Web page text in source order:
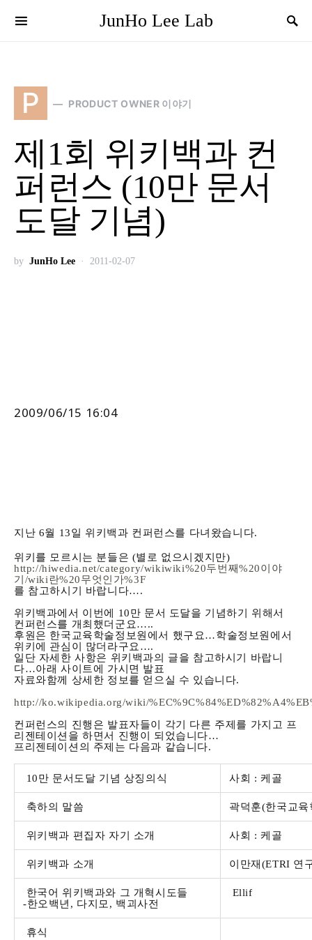
JunHo Lee Lab
P PRODUCT OWNER 이야기
제1회 위키백과 컨
퍼런스 (10만 문서
도달 기념)
by JunHo Lee 2011-02-07
2009/06/15 16:04
지난 6월 13일 위키백과 컨퍼런스를 다녀왔습니다.
위키를 모르시는 분들은 (별로 없으시겠지만)
http://hiwedia.net/category/wikiwiki%20두번째%20이야
기/wiki란%20무엇인가%3F
를 참고하시기 바랍니다….
위키백과에서 이번에 10만 문서 도달을 기념하기 위해서
컨퍼런스를 개최했더군요…..
후원은 한국교육학술정보원에서 했구요…학술정보원에서
위키에 관심이 많더라구요….
일단 자세한 사항은 위키백과의 글을 참고하시기 바랍니
다…아래 사이트에 가시면 발표
자료와함께 상세한 정보를 얻으실 수 있습니다.
http://ko.wikipedia.org/wiki/
컨퍼런스의 진행은 발표자들이 각기 다른 주제를 가지고 프
리젠테이션을 하면서 진행이 되었습니다…
프리젠테이션의 주제는 다음과 같습니다.
10만 문서도달 기념 상징의식 사회 : 케골
축하의 말씀 곽덕훈(한국교
위키백과 편집자 자기 소개 사회 : 케골
위키백과 소개 이만재(ETRI 연
한국어 위키백과와 그 개혁시도들
-한오백년, 다지모, 백괴사전
Ellif
휴식